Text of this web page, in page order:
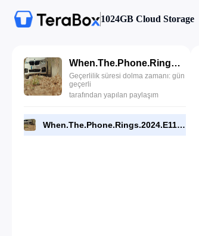
1024GB Cloud Storage
When.The.Phone.Rings.2024.E11.720p.NF.WEB.[RMC].mp4
Geçerlilik süresi dolma zamanı: gün
geçerli
tarafından yapılan paylaşım
When.The.Phone.Rings.2024.E11.720p.NF.WEB.[RMC].mp4